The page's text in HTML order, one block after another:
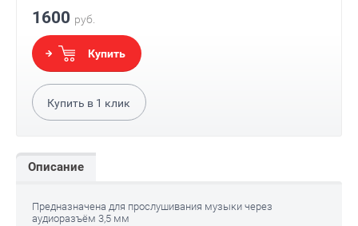
1600 руб.
Купить
Купить в 1 клик
Описание
Предназначена для прослушивания музыки через
аудиоразъём 3,5 мм